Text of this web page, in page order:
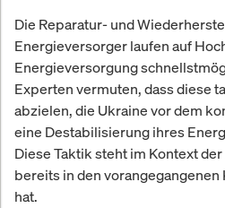
Die Reparatur- und
Energieversorger laufen auf
Energieversorgung
Experten vermuten, dass diese
abzielen, die Ukraine vor dem
eine Destabilisierung ihres
Diese Taktik steht im Kontext
bereits in den
hat.